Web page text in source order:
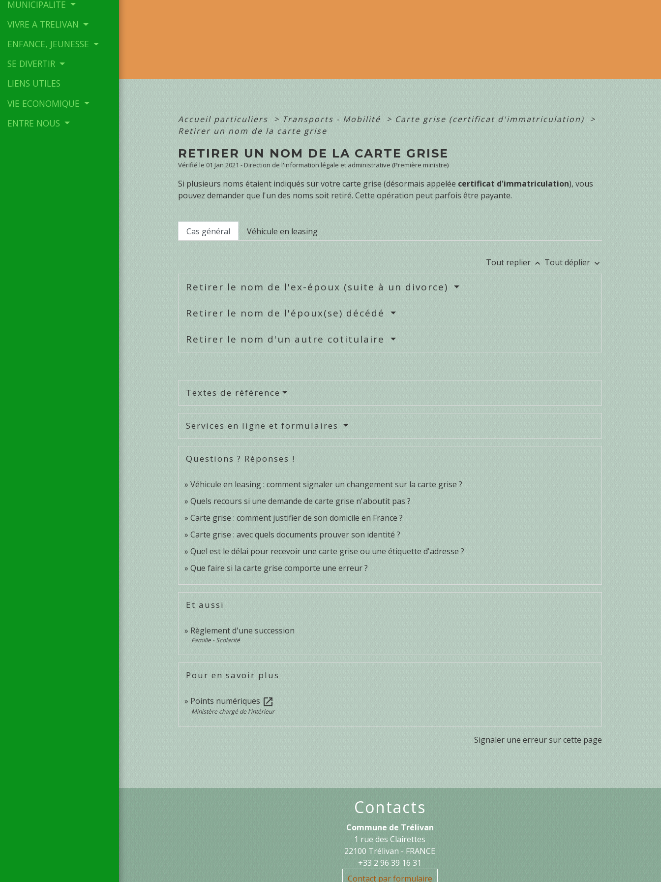
MUNICIPALITE
VIVRE A TRELIVAN
ENFANCE, JEUNESSE
SE DIVERTIR
LIENS UTILES
VIE ECONOMIQUE
ENTRE NOUS
Accueil particuliers > Transports - Mobilité > Carte grise (certificat d'immatriculation)
>
Retirer un nom de la carte grise
RETIRER UN NOM DE LA CARTE GRISE
Vérifié le 01 Jan 2021 - Direction de l'information légale et administrative (Première ministre)
Si plusieurs noms étaient indiqués sur votre carte grise (désormais appelée certificat d'immatriculation), vous
pouvez demander que l'un des noms soit retiré. Cette opération peut parfois être payante.
Cas général Véhicule en leasing
Tout replier keyboard_arrow_up Tout déplier keyboard_arrow_down
Retirer le nom de l'ex-époux (suite à un divorce)
Retirer le nom de l'époux(se) décédé
Retirer le nom d'un autre cotitulaire
Textes de référence
Services en ligne et formulaires
Questions ? Réponses !
Véhicule en leasing : comment signaler un changement sur la carte grise ?
Quels recours si une demande de carte grise n'aboutit pas ?
Carte grise : comment justifier de son domicile en France ?
Carte grise : avec quels documents prouver son identité ?
Quel est le délai pour recevoir une carte grise ou une étiquette d'adresse ?
Que faire si la carte grise comporte une erreur ?
Et aussi
Règlement d'une succession
Famille - Scolarité
Pour en savoir plus
Points numériques open_in_new
Ministère chargé de l'intérieur
Signaler une erreur sur cette page
Contacts
Commune de Trélivan
1 rue des Clairettes
22100 Trélivan - FRANCE
+33 2 96 39 16 31
Contact par formulaire